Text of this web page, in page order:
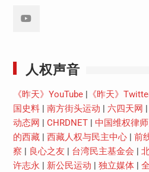
人权声音
《昨天》YouTube| 《昨天》
国史料| 南方街头运动 六四天网
动态网
CHRDNET| 中国维权律
的西藏| 西藏人权与民主中心| 前
察
良心之友 台湾民主基金会
许志永
新公民运动 独立媒体|